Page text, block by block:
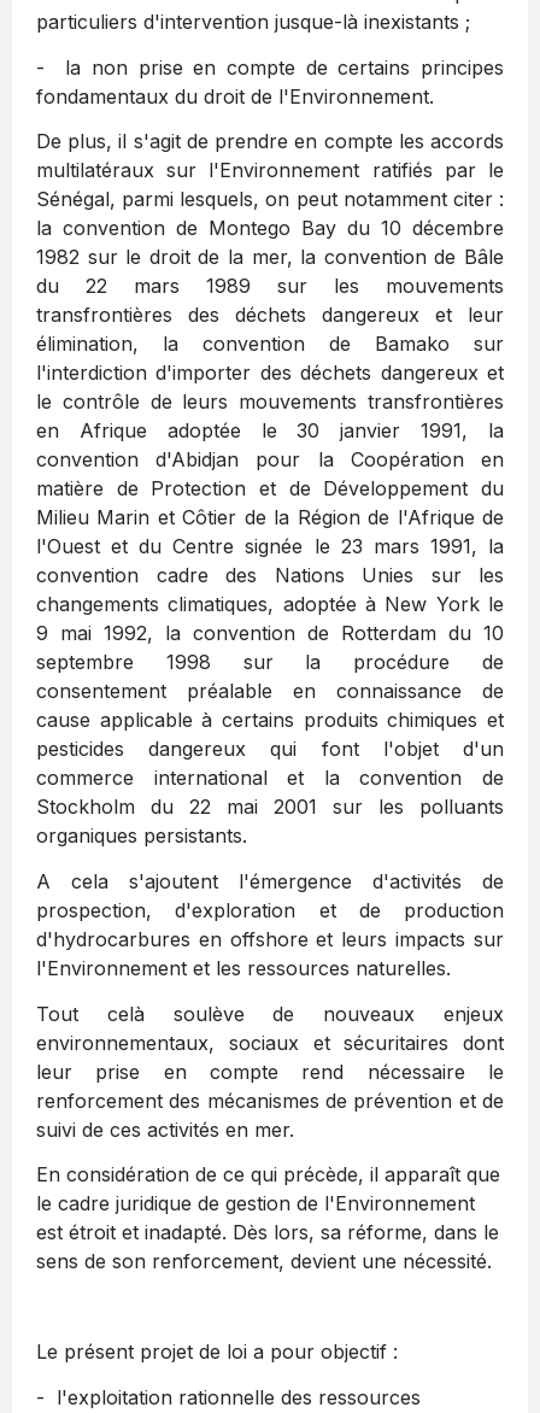
particuliers d'intervention jusque-là inexistants ;
- la non prise en compte de certains principes
fondamentaux du droit de l'Environnement.
De plus, il s'agit de prendre en compte les accords
multilatéraux sur l'Environnement ratifiés par le
Sénégal, parmi lesquels, on peut notamment citer :
la convention de Montego Bay du 10 décembre
1982 sur le droit de la mer, la convention de Bâle
du 22 mars 1989 sur les mouvements
transfrontières des déchets dangereux et leur
élimination, la convention de Bamako sur
l'interdiction d'importer des déchets dangereux et
le contrôle de leurs mouvements transfrontières
en Afrique adoptée le 30 janvier 1991, la
convention d'Abidjan pour la Coopération en
matière de Protection et de Développement du
Milieu Marin et Côtier de la Région de l'Afrique de
l'Ouest et du Centre signée le 23 mars 1991, la
convention cadre des Nations Unies sur les
changements climatiques, adoptée à New York le
9 mai 1992, la convention de Rotterdam du 10
septembre 1998 sur la procédure de
consentement préalable en connaissance de
cause applicable à certains produits chimiques et
pesticides dangereux qui font l'objet d'un
commerce international et la convention de
Stockholm du 22 mai 2001 sur les polluants
organiques persistants.
A cela s'ajoutent l'émergence d'activités de
prospection, d'exploration et de production
d'hydrocarbures en offshore et leurs impacts sur
l'Environnement et les ressources naturelles.
Tout celà soulève de nouveaux enjeux
environnementaux, sociaux et sécuritaires dont
leur prise en compte rend nécessaire le
renforcement des mécanismes de prévention et de
suivi de ces activités en mer.
En considération de ce qui précède, il apparaît que
le cadre juridique de gestion de l'Environnement
est étroit et inadapté. Dès lors, sa réforme, dans le
sens de son renforcement, devient une nécessité.
Le présent projet de loi a pour objectif :
- l'exploitation rationnelle des ressources